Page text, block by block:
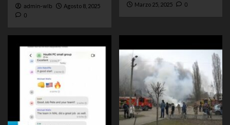
admin-wlb Agosto 8, 2025
0
Marzo 25, 2025 0